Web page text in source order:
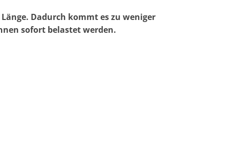
Dadurch kommt es zu weniger
sofort belastet werden.